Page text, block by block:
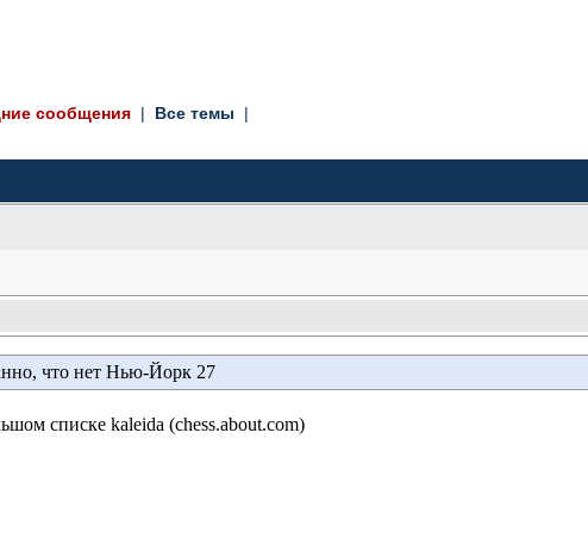
сообщения | Все темы |
что нет Нью-Йорк 27
списке kaleidа (chess.about.com)